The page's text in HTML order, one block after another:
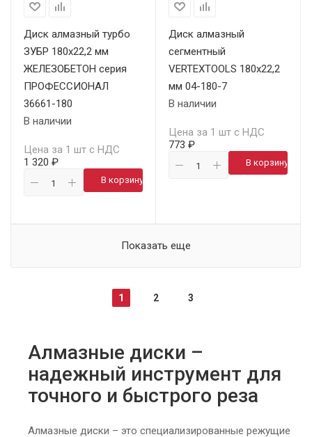
Диск алмазный турбо
ЗУБР 180х22,2 мм
ЖЕЛЕЗОБЕТОН серия
ПРОФЕССИОНАЛ
36661-180
В наличии
Цена за 1 шт с НДС
1 320 ₽
В корзину
Диск алмазный
сегментный
VERTEXTOOLS 180х22,2
мм 04-180-7
В наличии
Цена за 1 шт с НДС
773 ₽
В корзину
Показать еще
1 2 3
Алмазные диски –
надежный инструмент для
точного и быстрого реза
Алмазные диски – это специализированные режущие